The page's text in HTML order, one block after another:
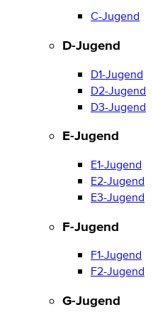
C-Jugend
D-Jugend
D1-Jugend
D2-Jugend
D3-Jugend
E-Jugend
E1-Jugend
E2-Jugend
E3-Jugend
F-Jugend
F1-Jugend
F2-Jugend
G-Jugend